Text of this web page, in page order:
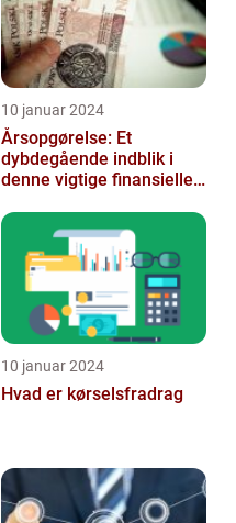
10 januar 2024
Årsopgørelse: Et
dybdegående indblik i
denne vigtige finansielle
10 januar 2024
Hvad er kørselsfradrag